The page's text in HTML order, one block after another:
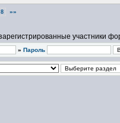
8 »»
участники
» Пароль